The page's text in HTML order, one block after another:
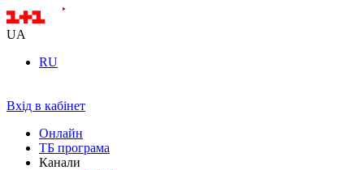
UA
RU
Вхід в кабінет
Онлайн
ТБ програма
Канали